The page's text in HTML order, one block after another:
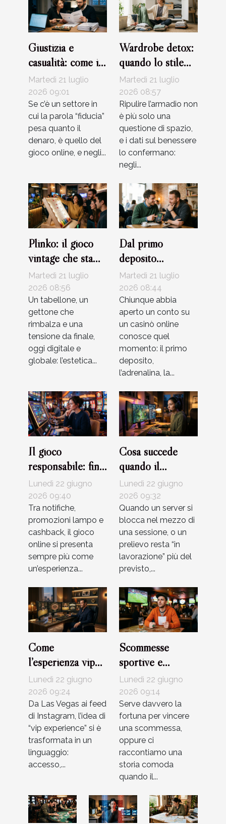
Giustizia e
casualità: come i
casinò certificano
i loro giochi
Martedì 21 luglio
2026 09:01
Se c’è un settore in
cui la parola “fiducia”
pesa quanto il
denaro, è quello del
gioco online, e negli...
Wardrobe detox:
quando lo stile
favorisce
l’equilibrio
interiore
Martedì 21 luglio
2026 08:57
Ripulire l’armadio non
è più solo una
questione di spazio,
e i dati sul benessere
lo confermano:
negli...
Plinko: il gioco
vintage che sta
rivoluzionando
l’intrattenimento
digitale
Martedì 21 luglio
2026 08:56
Un tabellone, un
gettone che
rimbalza e una
tensione da finale,
oggi digitale e
globale: l’estetica...
Dal primo
deposito
all’upgrade vip:
racconti veri di
giocatori
Martedì 21 luglio
2026 08:44
Chiunque abbia
aperto un conto su
un casinò online
conosce quel
momento: il primo
deposito,
l’adrenalina, la...
Il gioco
responsabile: fino
a che punto i
bonus influenzano
le abitudini dei
giocatori
Lunedì 22 giugno
2026 09:40
Tra notifiche,
promozioni lampo e
cashback, il gioco
online si presenta
sempre più come
un’esperienza...
Cosa succede
quando il
supporto clienti
fa la differenza
nel gioco digitale
Lunedì 22 giugno
2026 09:32
Quando un server si
blocca nel mezzo di
una sessione, o un
prelievo resta “in
lavorazione” più del
previsto,...
Come
l’esperienza vip
cambia il modo di
giocare nei casinò
online
Lunedì 22 giugno
2026 09:24
Da Las Vegas ai feed
di Instagram, l’idea di
“vip experience” si è
trasformata in un
linguaggio:
accesso,...
Scommesse
sportive e
superstizioni:
quanto conta
davvero la
fortuna?
Lunedì 22 giugno
2026 09:14
Serve davvero la
fortuna per vincere
una scommessa,
oppure ci
raccontiamo una
storia comoda
quando il...